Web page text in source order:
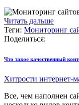
Читать дальше
Теги: Мониторинг
Поделиться:
Что такое качественный
Хитрости интернет-
Все, чем наполнен